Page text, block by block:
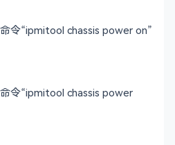
令“ipmitool chassis power on”
令“ipmitool chassis power